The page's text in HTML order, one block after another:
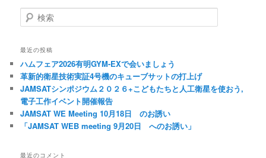
検
索
最近の投稿
ハムフェア2026有明GYM-EXで会いましょう
革新的衛星技術実証4号機のキューブサットの打上げ
JAMSATシンポジウム２０２６+こどもたちと人工衛星を使おう,
電子工作イベント開催報告
JAMSAT WE Meeting 10月18日 のお誘い
「JAMSAT WEB meeting 9月20日 へのお誘い」
最近のコメント